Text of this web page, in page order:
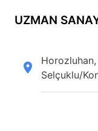
UZMAN
Selçuklu/